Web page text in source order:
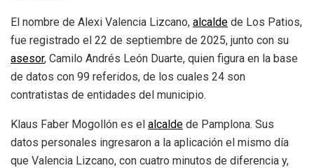
El nombre de Alexi Valencia Lizcano, alcalde de Los Patios,
fue registrado el 22 de septiembre de 2025, junto con su
asesor, Camilo Andrés León Duarte, quien figura en la base
de datos con 99 referidos, de los cuales 24 son
contratistas de entidades del municipio.
Klaus Faber Mogollón es el alcalde de Pamplona. Sus
datos personales ingresaron a la aplicación el mismo día
que Valencia Lizcano, con cuatro minutos de diferencia y,